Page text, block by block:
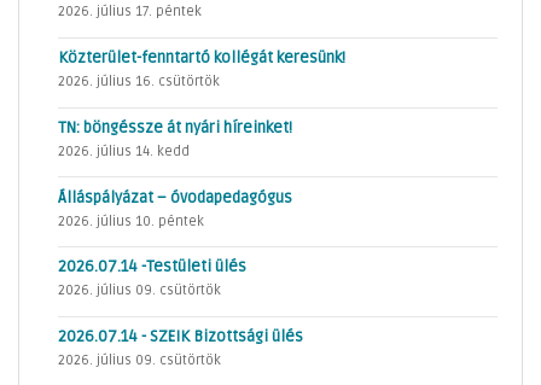
2026. július 17. péntek
Közterület-fenntartó kollégát keresünk!
2026. július 16. csütörtök
TN: böngéssze át nyári híreinket!
2026. július 14. kedd
Álláspályázat – óvodapedagógus
2026. július 10. péntek
2026.07.14 -Testületi ülés
2026. július 09. csütörtök
2026.07.14 - SZEIK Bizottsági ülés
2026. július 09. csütörtök